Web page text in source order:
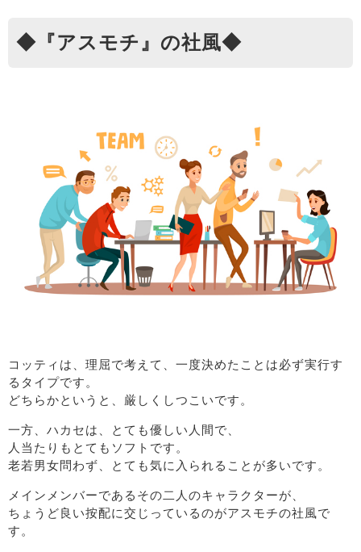
◆『アスモチ』の社風◆
コッティは、理屈で考えて、一度決めたことは必ず実行す
るタイプです。
どちらかというと、厳しくしつこいです。
一方、ハカセは、とても優しい人間で、
人当たりもとてもソフトです。
老若男女問わず、とても気に入られることが多いです。
メインメンバーであるその二人のキャラクターが、
ちょうど良い按配に交じっているのがアスモチの社風で
す。